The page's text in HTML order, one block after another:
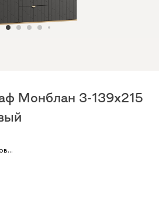
Монблан 3-139x215